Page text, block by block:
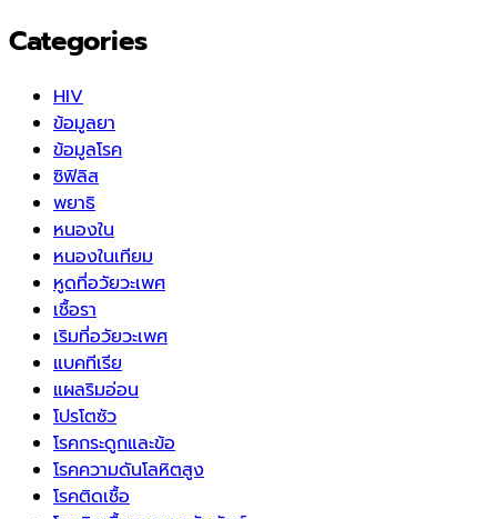
Categories
HIV
ข้อมูลยา
ข้อมูลโรค
ซิฟิลิส
พยาธิ
หนองใน
หนองในเทียม
หูดที่อวัยวะเพศ
เชื้อรา
เริมที่อวัยวะเพศ
แบคทีเรีย
แผลริมอ่อน
โปรโตซัว
โรคกระดูกและข้อ
โรคความดันโลหิตสูง
โรคติดเชื้อ